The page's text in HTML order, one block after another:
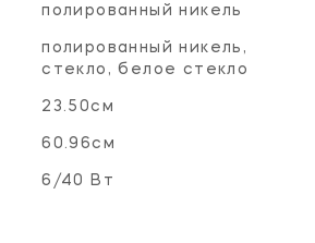
полированный никель
полированный никель,
стекло, белое стекло
23.50см
60.96см
6/40 Вт